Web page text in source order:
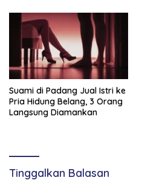
Suami di Padang Jual Istri ke
Pria Hidung Belang, 3 Orang
Langsung Diamankan
Tinggalkan Balasan